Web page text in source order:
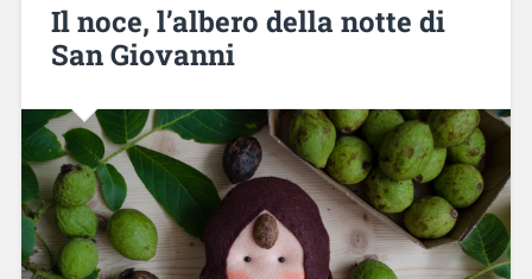
Il noce, l’albero della notte di
San Giovanni